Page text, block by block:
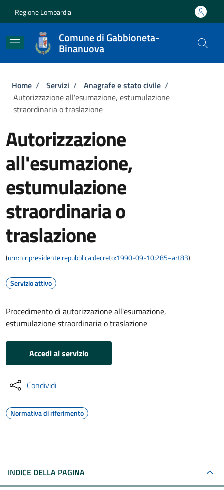
Regione Lombardia
Comune di Gabbioneta-
Binanuova
Briciole di pane
Home / Servizi / Anagrafe e stato civile /
Autorizzazione all'esumazione, estumulazione
straordinaria o traslazione
Autorizzazione
all'esumazione,
estumulazione
straordinaria o
traslazione
(urn:nir:presidente.repubblica:decreto:1990-09-10;285~art83)
Servizio attivo
Procedimento di autorizzazione all'esumazione,
estumulazione straordinaria o traslazione
Accedi al servizio
Condividi
Normativa di riferimento
INDICE DELLA PAGINA